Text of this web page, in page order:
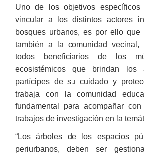
Uno de los objetivos específicos
vincular a los distintos actores
bosques urbanos, es por ello que
también a la comunidad vecinal,
todos beneficiarios de los
ecosistémicos que brindan los
partícipes de su cuidado y
trabaja con la comunidad
fundamental para acompañar
trabajos de investigación en la
“Los árboles de los espacios
periurbanos, deben ser